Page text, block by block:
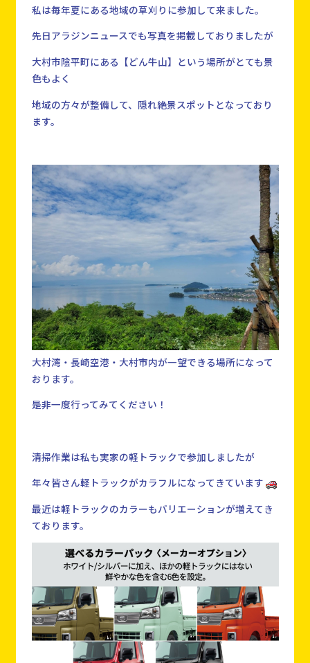
私は毎年夏にある地域の草刈りに参加して来ました。
先日アラジンニュースでも写真を掲載しておりましたが
大村市陰平町にある【どん牛山】という場所がとても景
色もよく
地域の方々が整備して、隠れ絶景スポットとなっており
ます。
大村湾・長崎空港・大村市内が一望できる場所になって
おります。
是非一度行ってみてください！
清掃作業は私も実家の軽トラックで参加しましたが
年々皆さん軽トラックがカラフルになってきています
最近は軽トラックのカラーもバリエーションが増えてき
ております。